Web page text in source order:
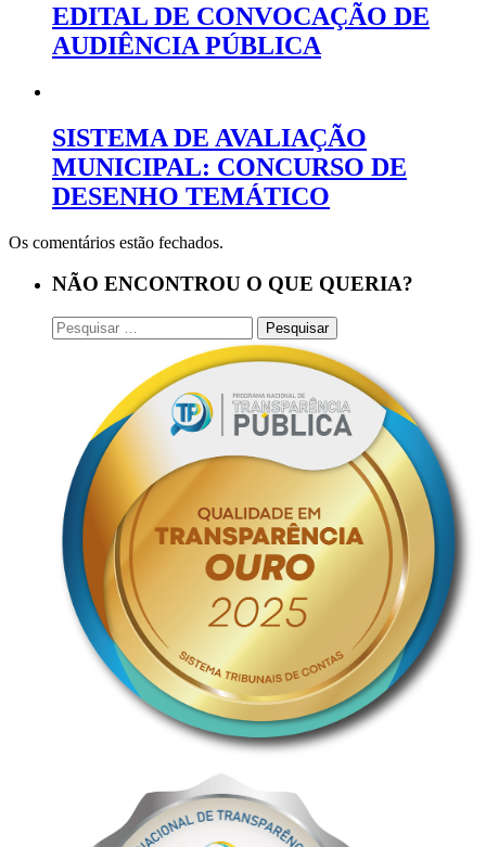
EDITAL DE CONVOCAÇÃO DE
AUDIÊNCIA PÚBLICA
SISTEMA DE AVALIAÇÃO
MUNICIPAL: CONCURSO DE
DESENHO TEMÁTICO
Os comentários estão fechados.
NÃO ENCONTROU O QUE QUERIA?
Pesquisar
por: